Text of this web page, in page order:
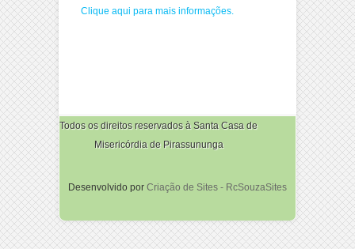
Clique aqui para mais informações.
Todos os direitos reservados à Santa Casa de
Misericórdia de Pirassununga
Desenvolvido por Criação de Sites - RcSouzaSites